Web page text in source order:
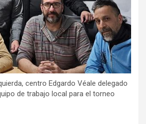
centro Edgardo Véale delegado
de trabajo local para el torneo